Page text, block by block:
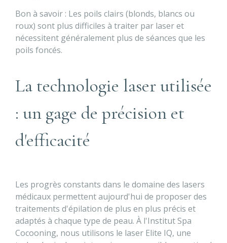
Bon à savoir : Les poils clairs (blonds, blancs ou
roux) sont plus difficiles à traiter par laser et
nécessitent généralement plus de séances que les
poils foncés.
La technologie laser utilisée
: un gage de précision et
d'efficacité
Les progrès constants dans le domaine des lasers
médicaux permettent aujourd'hui de proposer des
traitements d'épilation de plus en plus précis et
adaptés à chaque type de peau. À l'Institut Spa
Cocooning, nous utilisons le laser Elite IQ, une